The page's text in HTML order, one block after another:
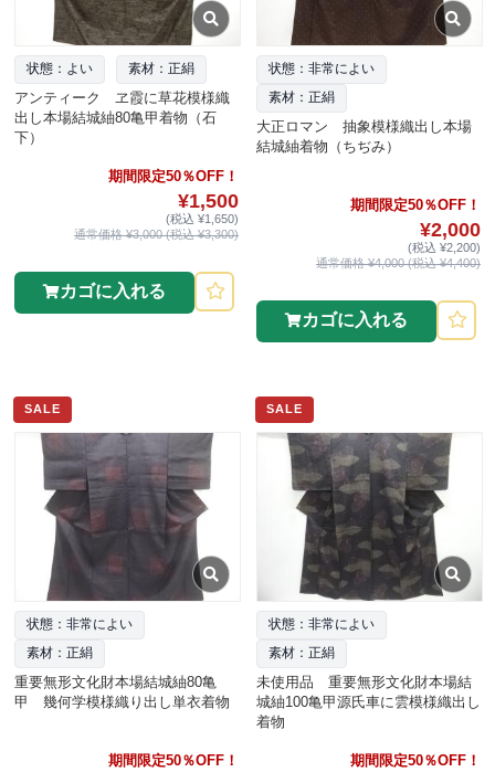
状態：よい 素材：正絹
アンティーク ヱ霞に草花模様織
出し本場結城紬80亀甲着物（石
下）
期間限定50％OFF！
¥1,500
(税込 ¥1,650)
通常価格 ¥3,000 (税込 ¥3,300)
カゴに入れる
状態：非常によい
素材：正絹
大正ロマン 抽象模様織出し本場
結城紬着物（ちぢみ）
期間限定50％OFF！
¥2,000
(税込 ¥2,200)
通常価格 ¥4,000 (税込 ¥4,400)
カゴに入れる
SALE
状態：非常によい
素材：正絹
重要無形文化財本場結城紬80亀
甲 幾何学模様織り出し単衣着物
期間限定50％OFF！
SALE
状態：非常によい
素材：正絹
未使用品 重要無形文化財本場結
城紬100亀甲源氏車に雲模様織出し
着物
期間限定50％OFF！